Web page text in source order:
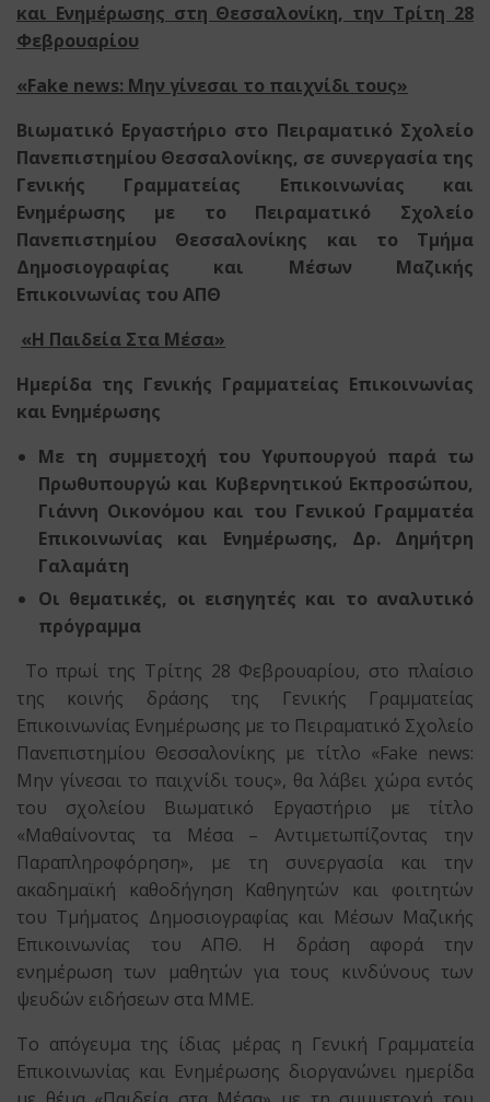
και Ενημέρωσης στη Θεσσαλονίκη, την Τρίτη 28
Φεβρουαρίου
«Fake news: Μην γίνεσαι το παιχνίδι τους»
Βιωματικό Εργαστήριο στο Πειραματικό Σχολείο
Πανεπιστημίου Θεσσαλονίκης, σε συνεργασία της
Γενικής Γραμματείας Επικοινωνίας και
Ενημέρωσης με το Πειραματικό Σχολείο
Πανεπιστημίου Θεσσαλονίκης
και το Τμήμα
Δημοσιογραφίας και Μέσων Μαζικής
Επικοινωνίας του ΑΠΘ
«Η Παιδεία Στα Μέσα»
Ημερίδα της Γενικής Γραμματείας Επικοινωνίας
και Ενημέρωσης
Με τη συμμετοχή του Υφυπουργού παρά τω
Πρωθυπουργώ και Κυβερνητικού Εκπροσώπου,
Γιάννη Οικονόμου και του Γενικού Γραμματέα
Επικοινωνίας και Ενημέρωσης, Δρ. Δημήτρη
Γαλαμάτη
Οι θεματικές, οι εισηγητές και το αναλυτικό
πρόγραμμα
Το πρωί της Τρίτης 28 Φεβρουαρίου, στο πλαίσιο
της κοινής δράσης της Γενικής Γραμματείας
Επικοινωνίας Ενημέρωσης με το Πειραματικό Σχολείο
Πανεπιστημίου Θεσσαλονίκης με τίτλο «Fake news:
Μην γίνεσαι το παιχνίδι τους», θα λάβει χώρα εντός
του σχολείου Βιωματικό Εργαστήριο με τίτλο
«Μαθαίνοντας τα Μέσα – Αντιμετωπίζοντας την
Παραπληροφόρηση», με τη συνεργασία και την
ακαδημαϊκή καθοδήγηση Καθηγητών και φοιτητών
του Τμήματος Δημοσιογραφίας και Μέσων Μαζικής
Επικοινωνίας του ΑΠΘ. Η δράση αφορά την
ενημέρωση των μαθητών για τους κινδύνους των
ψευδών ειδήσεων στα ΜΜΕ.
Το απόγευμα της ίδιας μέρας η Γενική Γραμματεία
Επικοινωνίας και Ενημέρωσης διοργανώνει ημερίδα